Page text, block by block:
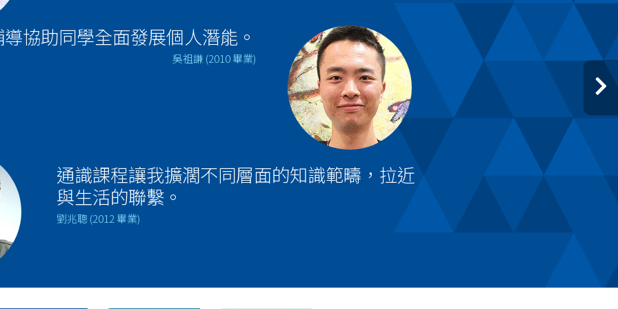
協助同學全面發展個人潛能。
吳祖謙 (2010 畢業)
通識課程讓我擴濶不同層面的知識範疇，拉近
與生活的聯繫。
劉兆聰 (2012 畢業)